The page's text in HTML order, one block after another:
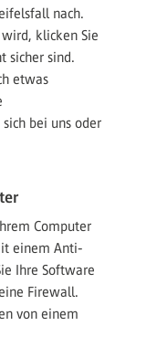
nach.
klicken Sie
sicher sind.
etwas
bei uns oder
Computer
einem Anti-
Ihre Software
Firewall.
von einem